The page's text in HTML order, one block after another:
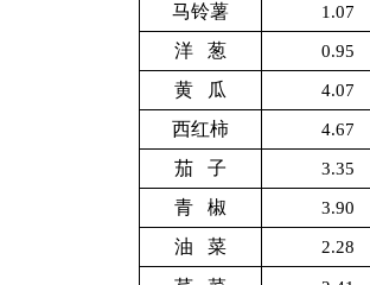
马铃薯 1.07
洋 葱 0.95
黄 瓜 4.07
西红柿 4.67
茄 子 3.35
青 椒 3.90
油 菜 2.28